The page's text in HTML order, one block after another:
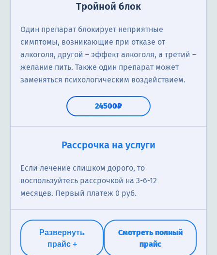
Тройной блок
Один препарат блокирует неприятные
симптомы, возникающие при отказе от
алкоголя, другой – эффект алкоголя, а третий –
желание пить. Также один препарат может
заменяться психологическим воздействием.
24500₽
отношении наркологических проблем; выявление
наличия зависимости; назначение
соответствующего лечения; консультацию
родственников о проблеме зависимости близкого
человека.
Бесплатно
официального заявления о наличии зависимости
для получения медицинской помощи, документов,
суда, заграничных поездок и устройства на работу.
бесплатно
отношении наркологических проблем; выявление
наличия наркотической зависимости; назначение
соответствующего лечения; консультацию
родственников о проблеме зависимости близкого
человека.
бесплатно
Рассрочка на услуги
Если лечение слишком дорого, то
воспользуйтесь рассрочкой на 3-6-12
месяцев. Первый платеж 0 руб.
Развернуть
прайс +
Смотреть полный
прайс